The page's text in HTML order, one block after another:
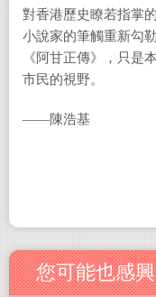
對香港歷史瞭若指掌
小說家的筆觸重新勾
《阿甘正傳》，只是
市民的視野。
——陳浩基
您可能也感